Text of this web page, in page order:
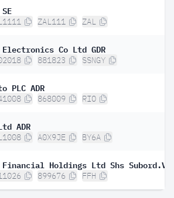
ZAL111 ZAL
Electronics Co Ltd GDR
881823 SSNGY
PLC ADR
868009 RIO
ADR
A0X9JE BY6A
Holdings Ltd Shs
899676 FFH